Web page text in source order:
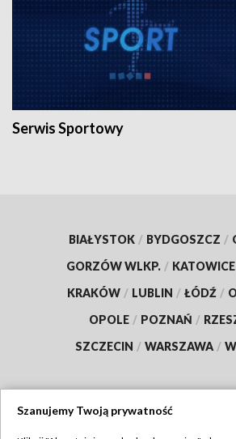
Serwis Sportowy
BIAŁYSTOK / BYDGOSZCZ /
GORZÓW WLKP. / KATOWICE
KRAKÓW / LUBLIN / ŁÓDŹ /
OPOLE / POZNAŃ /
SZCZECIN / WARSZAWA /
Szanujemy Twoją prywatność